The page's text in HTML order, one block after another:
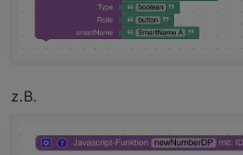
Selector Block für
Regex für Trigger
"Alle Instanzen"
z.B.